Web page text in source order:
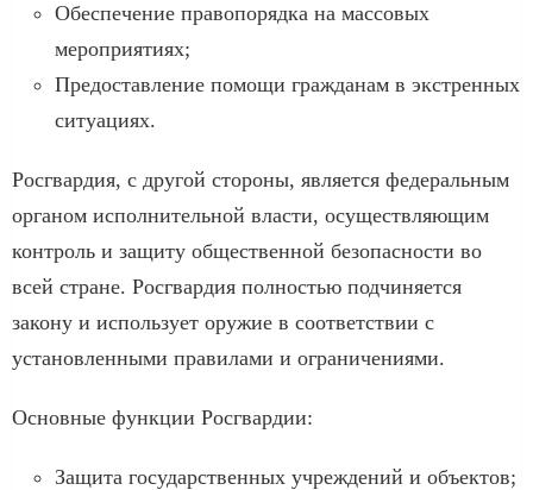
Обеспечение правопорядка на массовых
мероприятиях;
Предоставление помощи гражданам в экстренных
ситуациях.
Росгвардия, с другой стороны, является федеральным
органом исполнительной власти, осуществляющим
контроль и защиту общественной безопасности во
всей стране. Росгвардия полностью подчиняется
закону и использует оружие в соответствии с
установленными правилами и ограничениями.
Основные функции Росгвардии:
Защита государственных учреждений и объектов;